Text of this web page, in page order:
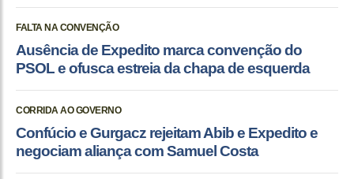
FALTA NA CONVENÇÃO
Ausência de Expedito marca convenção do
PSOL e ofusca estreia da chapa de esquerda
CORRIDA AO GOVERNO
Confúcio e Gurgacz rejeitam Abib e Expedito e
negociam aliança com Samuel Costa